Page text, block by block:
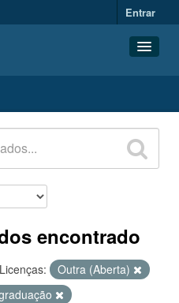
Entrar
encontrado
Licenças:
Outra (Aberta)